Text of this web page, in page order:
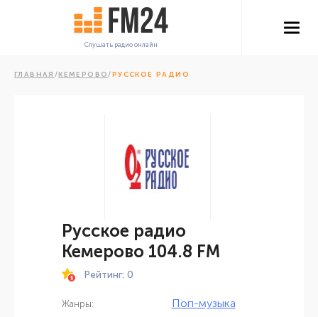
Слушать радио онлайн
ГЛАВНАЯ /КЕМЕРОВО/РУССКОЕ РАДИО
Русское радио
Кемерово 104.8 FM
Рейтинг: 0
Жанры: Поп-музыка